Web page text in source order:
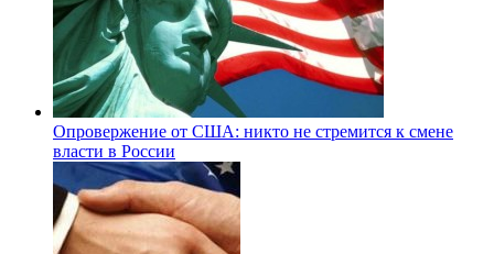
Опровержение от США: никто не стремится к смене
власти в России